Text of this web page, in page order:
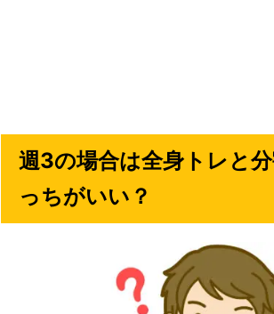
週3の場合は全身トレと
っちがいい？